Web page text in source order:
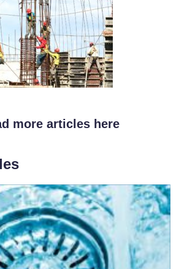
more articles here